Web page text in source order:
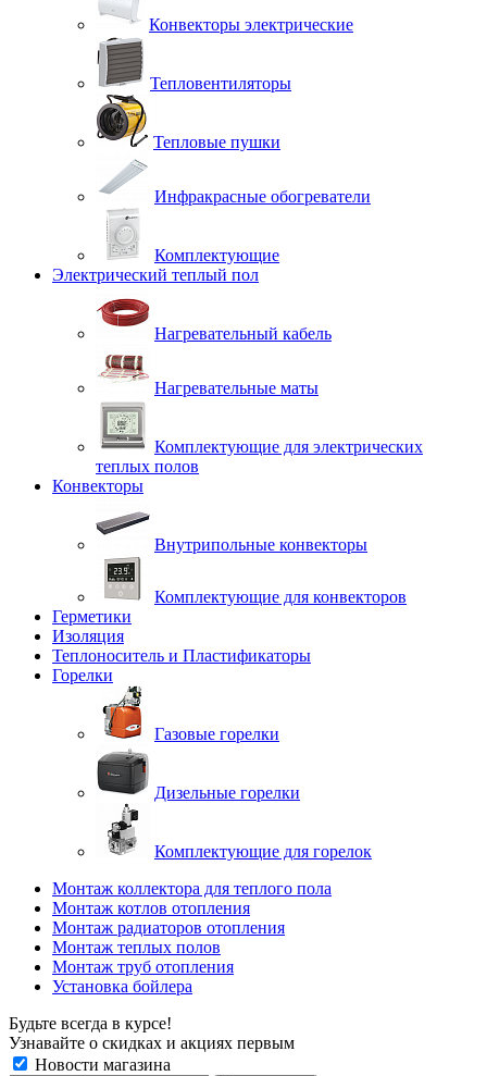
Конвекторы электрические
Тепловентиляторы
Тепловые пушки
Инфракрасные обогреватели
Комплектующие
Электрический теплый пол
Нагревательный кабель
Нагревательные маты
Комплектующие для электрических
теплых полов
Конвекторы
Внутрипольные конвекторы
Комплектующие для конвекторов
Герметики
Изоляция
Теплоноситель и Пластификаторы
Горелки
Газовые горелки
Дизельные горелки
Комплектующие для горелок
Монтаж коллектора для теплого пола
Монтаж котлов отопления
Монтаж радиаторов отопления
Монтаж теплых полов
Монтаж труб отопления
Установка бойлера
Будьте всегда в курсе!
Узнавайте о скидках и акциях первым
Новости магазина